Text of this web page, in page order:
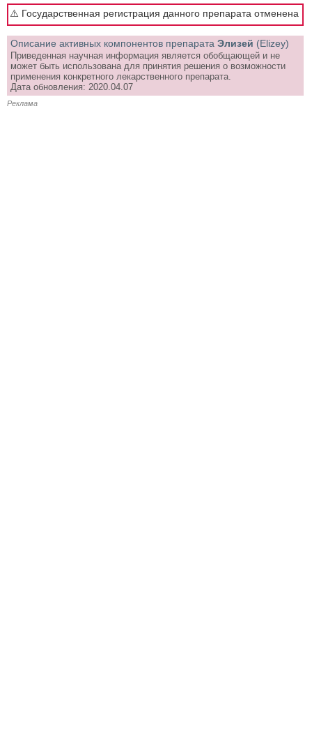
⚠️ Государственная регистрация данного препарата отменена
Описание активных компонентов препарата Элизей (Elizey)
Приведенная научная информация является обобщающей и не
может быть использована для принятия решения о возможности
применения конкретного лекарственного препарата.
Дата обновления: 2020.04.07
Реклама